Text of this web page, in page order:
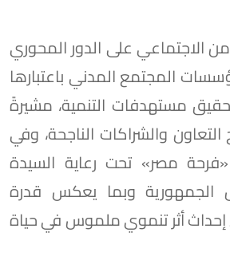
الاجتماعي على الدور المحوري
المجتمع المدني باعتبارها
مستهدفات التنمية، مشيرةً
والشراكات الناجحة، وفي
مصر» تحت رعاية السيدة
الجمهورية وبما يعكس قدرة
أثر تنموي ملموس في حياة